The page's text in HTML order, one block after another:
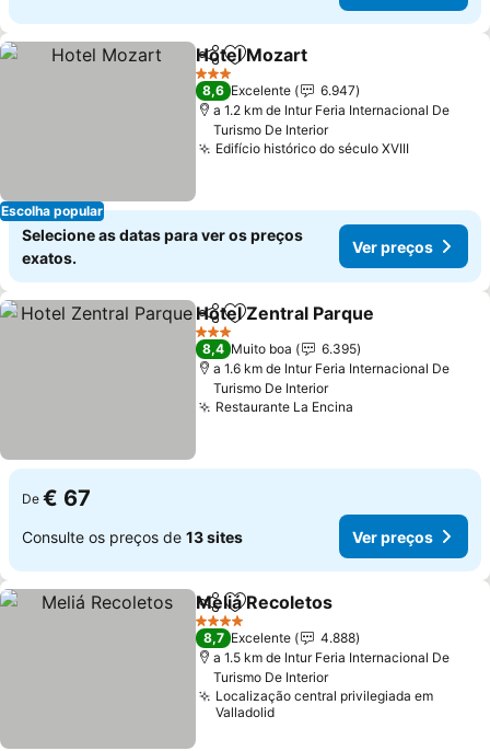
Escolha popular
PartilharAdicionar aos favoritos
Hotel Mozart
3 Estrelas
8,6 Excelente
6.947
a 1.2 km de Intur Feria Internacional De
Turismo De Interior
Edifício histórico do século XVIII
Selecione as datas para ver os preços
exatos.
Ver preços
PartilharAdicionar aos favoritos
Hotel Zentral Parque
3 Estrelas
8,4 Muito boa
6.395
a 1.6 km de Intur Feria Internacional De
Turismo De Interior
Restaurante La Encina
De € 67
Consulte os preços de 13 sites Ver preços
PartilharAdicionar aos favoritos
Meliá Recoletos
4 Estrelas
8,7 Excelente
4.888
a 1.5 km de Intur Feria Internacional De
Turismo De Interior
Localização central privilegiada em
Valladolid